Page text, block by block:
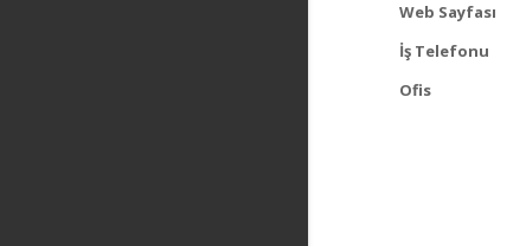
Web Sayfası
İş Telefonu
Ofis